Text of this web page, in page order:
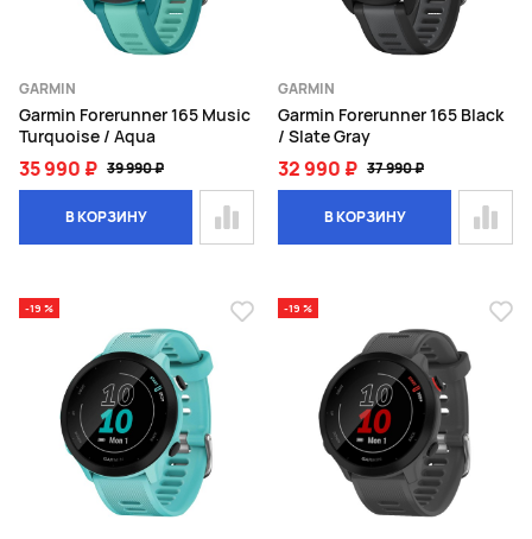
GARMIN
Garmin Forerunner 165 Music
Turquoise / Aqua
35 990 ₽ 39 990 ₽
В КОРЗИНУ
GARMIN
Garmin Forerunner 165 Black
/ Slate Gray
32 990 ₽ 37 990 ₽
В КОРЗИНУ
-19 % -19 %